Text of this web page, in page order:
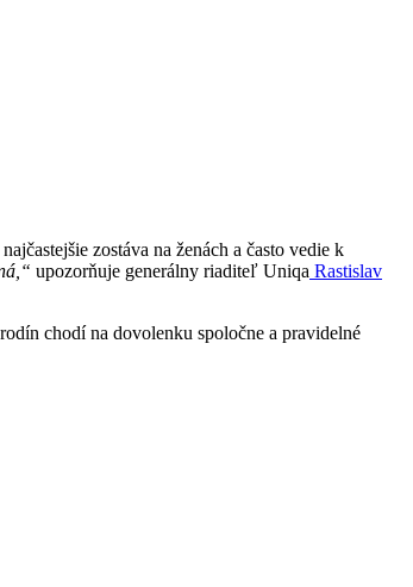
zostáva na ženách a často vedie k
upozorňuje generálny riaditeľ Uniqa Rastislav
chodí na dovolenku spoločne a pravidelné